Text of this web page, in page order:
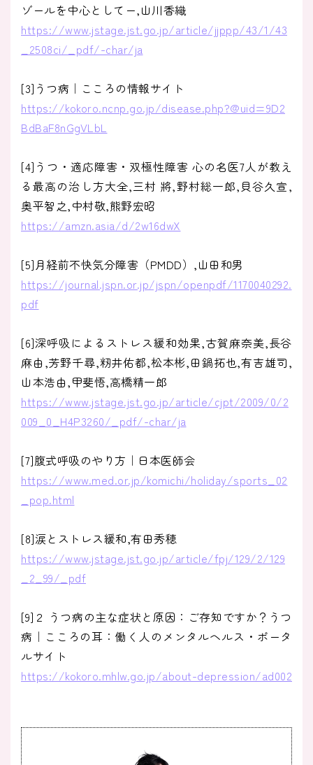
ゾールを中心としてー,山川香織
https://www.jstage.jst.go.jp/article/jjppp/43/1/43
_2508ci/_pdf/-char/ja
[3]うつ病｜こころの情報サイト
https://kokoro.ncnp.go.jp/disease.php?@uid=9D2
BdBaF8nGgVLbL
[4]うつ・適応障害・双極性障害 心の名医7人が教え
る最高の治し方大全,三村 將,野村総一郎,貝谷久宣,
奥平智之,中村敬,熊野宏昭
https://amzn.asia/d/2w16dwX
[5]月経前不快気分障害（PMDD）,山田和男
https://journal.jspn.or.jp/jspn/openpdf/1170040292.
pdf
[6]深呼吸によるストレス緩和効果,古賀麻奈美,長谷
麻由,芳野千尋,籾井佑都,松本彬,田鍋拓也,有吉雄司,
山本浩由,甲斐悟,高橋精一郎
https://www.jstage.jst.go.jp/article/cjpt/2009/0/2
009_0_H4P3260/_pdf/-char/ja
[7]腹式呼吸のやり方｜日本医師会
https://www.med.or.jp/komichi/holiday/sports_02
_pop.html
[8]涙とストレス緩和,有田秀穂
https://www.jstage.jst.go.jp/article/fpj/129/2/129
_2_99/_pdf
[9]２ うつ病の主な症状と原因：ご存知ですか？うつ
病｜こころの耳：働く人のメンタルヘルス・ポータ
ルサイト
https://kokoro.mhlw.go.jp/about-depression/ad002